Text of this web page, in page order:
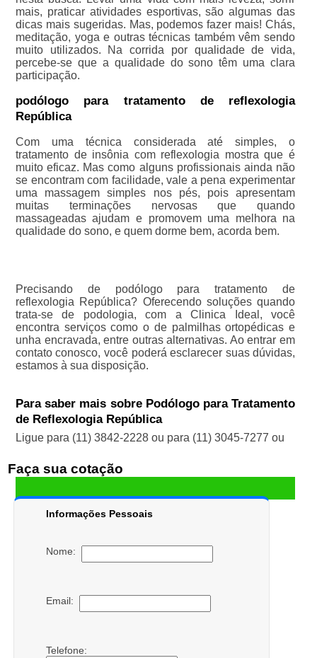
mais, praticar atividades esportivas, são algumas das
dicas mais sugeridas. Mas, podemos fazer mais! Chás,
meditação, yoga e outras técnicas também vêm sendo
muito utilizados. Na corrida por qualidade de vida,
percebe-se que a qualidade do sono têm uma clara
participação.
podólogo para tratamento de reflexologia
República
Com uma técnica considerada até simples, o
tratamento de insônia com reflexologia mostra que é
muito eficaz. Mas como alguns profissionais ainda não
se encontram com facilidade, vale a pena experimentar
uma massagem simples nos pés, pois apresentam
muitas terminações nervosas que quando
massageadas ajudam e promovem uma melhora na
qualidade do sono, e quem dorme bem, acorda bem.
Precisando de podólogo para tratamento de
reflexologia República? Oferecendo soluções quando
trata-se de podologia, com a Clinica Ideal, você
encontra serviços como o de palmilhas ortopédicas e
unha encravada, entre outras alternativas. Ao entrar em
contato conosco, você poderá esclarecer suas dúvidas,
estamos à sua disposição.
Para saber mais sobre Podólogo para Tratamento
de Reflexologia República
Ligue para (11) 3842-2228ou para (11) 3045-7277 ou
Faça sua cotação
Informações Pessoais
Nome:
Email:
Telefone: